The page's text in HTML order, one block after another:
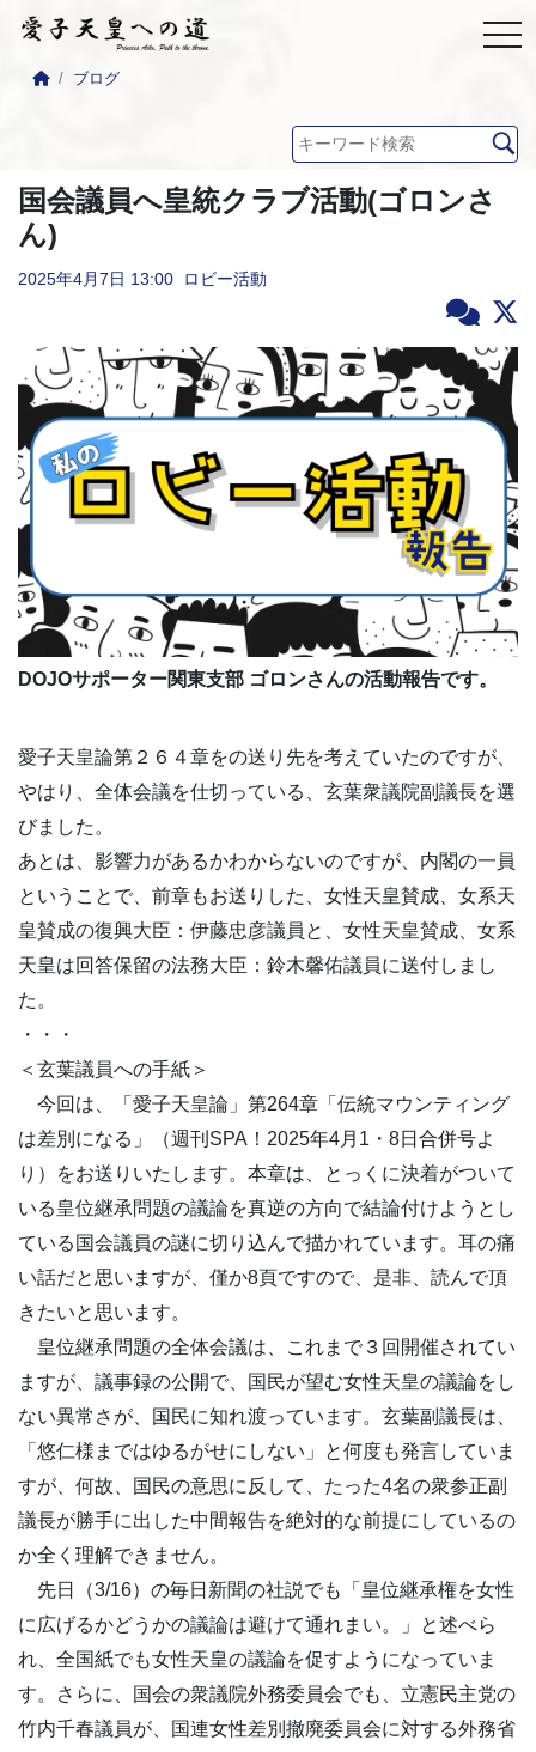
ブログ
国会議員へ皇統クラブ活動(ゴロンさ
ん)
2025年4月7日 13:00 ロビー活動
DOJOサポーター関東支部 ゴロンさんの活動報告です。
愛子天皇論第２６４章をの送り先を考えていたのですが、
やはり、全体会議を仕切っている、玄葉衆議院副議長を選
びました。
あとは、影響力があるかわからないのですが、内閣の一員
ということで、前章もお送りした、女性天皇賛成、女系天
皇賛成の復興大臣：伊藤忠彦議員と、女性天皇賛成、女系
天皇は回答保留の法務大臣：鈴木馨佑議員に送付しまし
た。
・・・
＜玄葉議員への手紙＞
今回は、「愛子天皇論」第264章「伝統マウンティング
は差別になる」（週刊SPA！2025年4月1・8日合併号よ
り）をお送りいたします。本章は、とっくに決着がついて
いる皇位継承問題の議論を真逆の方向で結論付けようとし
ている国会議員の謎に切り込んで描かれています。耳の痛
い話だと思いますが、僅か8頁ですので、是非、読んで頂
きたいと思います。
皇位継承問題の全体会議は、これまで３回開催されてい
ますが、議事録の公開で、国民が望む女性天皇の議論をし
ない異常さが、国民に知れ渡っています。玄葉副議長は、
「悠仁様まではゆるがせにしない」と何度も発言していま
すが、何故、国民の意思に反して、たった4名の衆参正副
議長が勝手に出した中間報告を絶対的な前提にしているの
か全く理解できません。
先日（3/16）の毎日新聞の社説でも「皇位継承権を女性
に広げるかどうかの議論は避けて通れまい。」と述べら
れ、全国紙でも女性天皇の議論を促すようになっていま
す。さらに、国会の衆議院外務委員会でも、立憲民主党の
竹内千春議員が、国連女性差別撤廃委員会に対する外務省